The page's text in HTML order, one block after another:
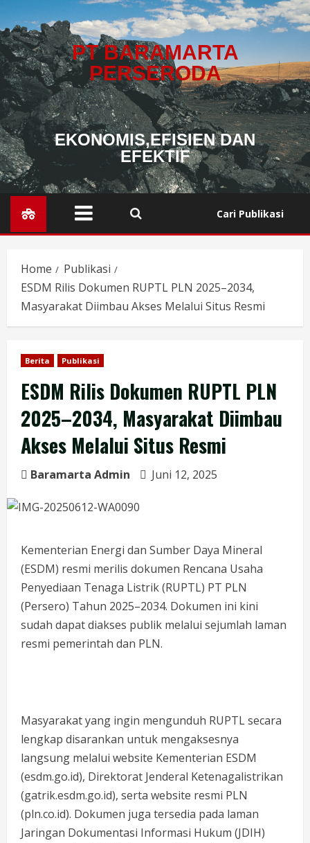
PT BARAMARTA
PERSERODA
EKONOMIS,EFISIEN DAN
EFEKTIF
Cari Publikasi
Home
Publikasi
ESDM Rilis Dokumen RUPTL PLN 2025–2034,
Masyarakat Diimbau Akses Melalui Situs Resmi
Berita Publikasi
ESDM Rilis Dokumen RUPTL PLN
2025–2034, Masyarakat Diimbau
Akses Melalui Situs Resmi
Baramarta Admin Juni 12, 2025
Kementerian Energi dan Sumber Daya Mineral
(ESDM) resmi merilis dokumen Rencana Usaha
Penyediaan Tenaga Listrik (RUPTL) PT PLN
(Persero) Tahun 2025–2034. Dokumen ini kini
sudah dapat diakses publik melalui sejumlah laman
resmi pemerintah dan PLN.
Masyarakat yang ingin mengunduh RUPTL secara
lengkap disarankan untuk mengaksesnya
langsung melalui website Kementerian ESDM
(esdm.go.id), Direktorat Jenderal Ketenagalistrikan
(gatrik.esdm.go.id), serta website resmi PLN
(pln.co.id). Dokumen juga tersedia pada laman
Jaringan Dokumentasi Informasi Hukum (JDIH)